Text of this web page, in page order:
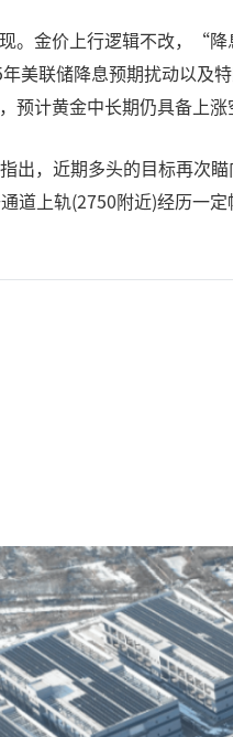
。金价上行逻辑不改，“
美联储降息预期扰动以及
预计黄金中长期仍具备上涨
出，近期多头的目标再次
道上轨(2750附近)经历一